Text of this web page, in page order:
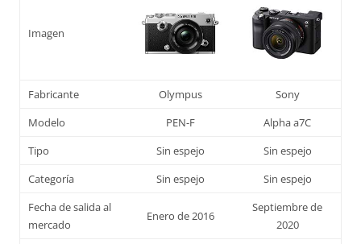
Imagen
Fabricante Olympus
Sony
Modelo
PEN-F
Alpha a7C
Tipo
Sin espejo
Sin espejo
Categoría
Sin espejo
Sin espejo
Fecha de salida al
mercado
Enero de 2016
Septiembre de
2020